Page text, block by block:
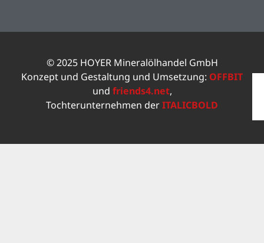
© 2025 HOYER Mineralölhandel GmbH
Konzept und Gestaltung und Umsetzung: OFFBIT
und friends4.net,
Tochterunternehmen derITALICBOLD